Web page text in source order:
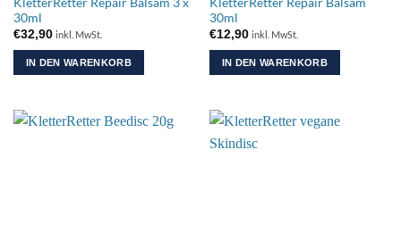
30ml
€32,90 inkl. MwSt.
IN DEN WARENKORB
30ml
€12,90 inkl. MwSt.
IN DEN WARENKORB